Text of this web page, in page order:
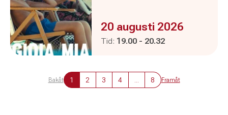
Evenemanget är :
20 augusti 2026
Tid: Pågår mellan
19.00 - och
20.32
Bakåt 1 2 3 4 8 Framåt